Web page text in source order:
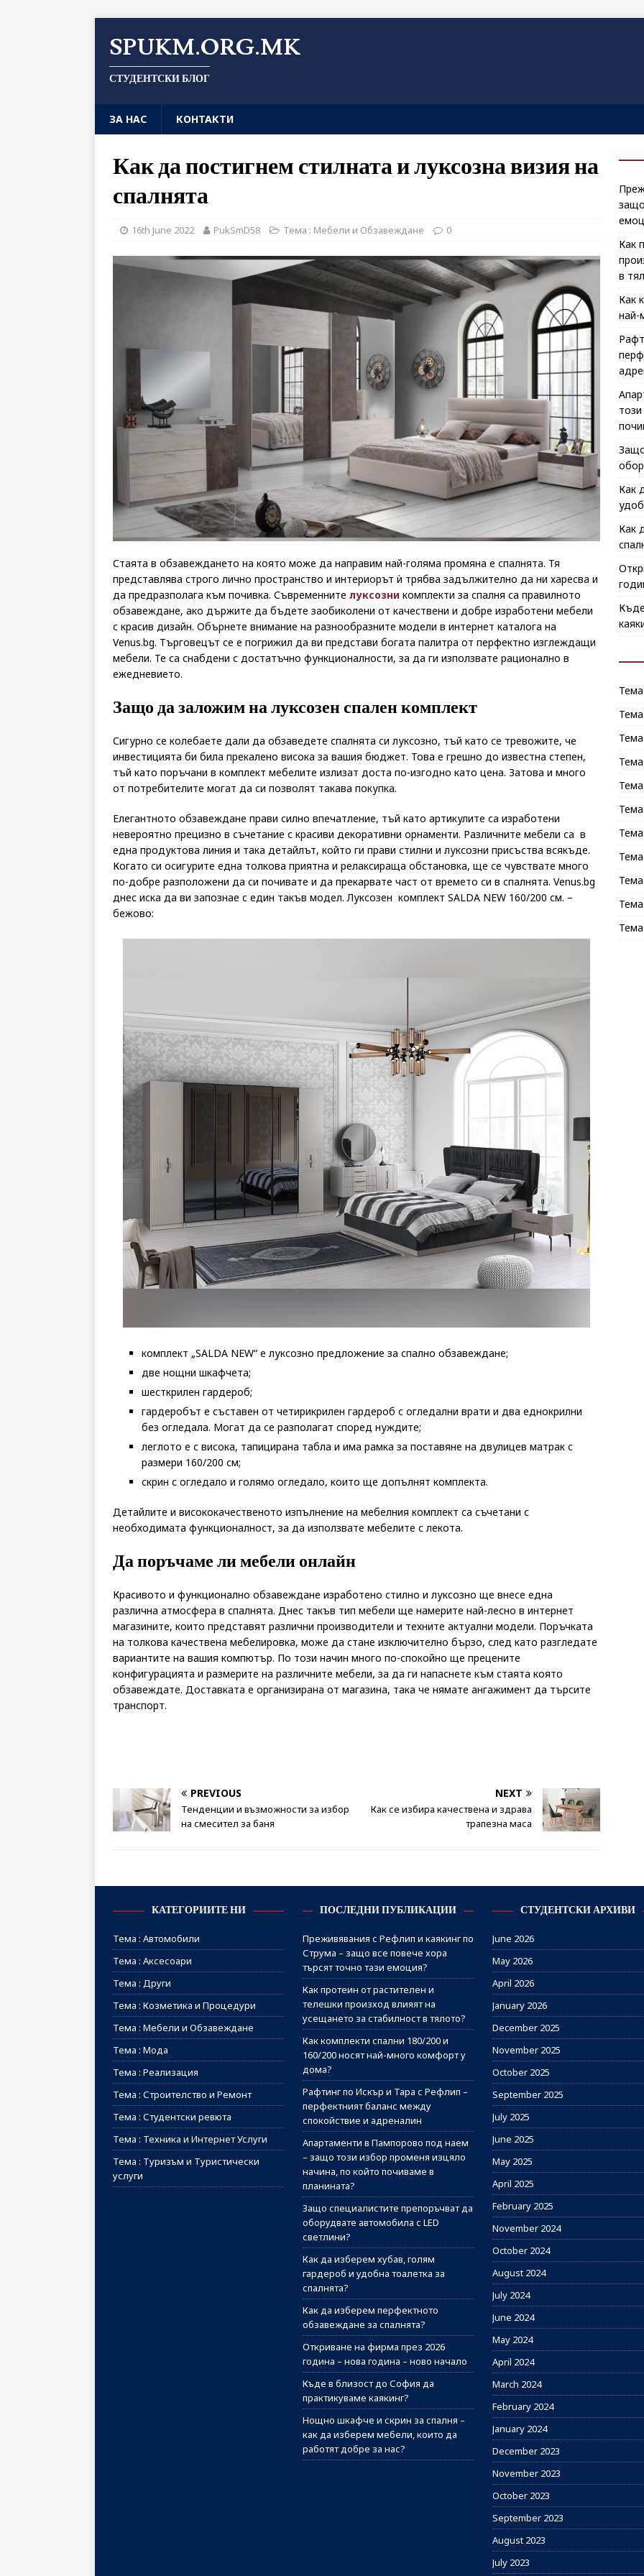
SPUKM.ORG.MK
СТУДЕНТСКИ БЛОГ
ЗА НАС КОНТАКТИ
Как да постигнем стилната и луксозна визия на
спалнята
16th June 2022 PukSmD58 Тема : Мебели и Обзавеждане 0
Стаята в обзавеждането на която може да направим най-голяма промяна е спалнята. Тя
представлява строго лично пространство и интериорът ѝ трябва задължително да ни харесва и
да предразполага към почивка. Съвременните луксозни комплекти за спалня са правилното
обзавеждане, ако държите да бъдете заобиколени от качествени и добре изработени мебели
с красив дизайн. Обърнете внимание на разнообразните модели в интернет каталога на
Venus.bg. Търговецът се е погрижил да ви представи богата палитра от перфектно изглеждащи
мебели. Те са снабдени с достатъчно функционалности, за да ги използвате рационално в
ежедневието.
Защо да заложим на луксозен спален комплект
Сигурно се колебаете дали да обзаведете спалнята си луксозно, тъй като се тревожите, че
инвестицията би била прекалено висока за вашия бюджет. Това е грешно до известна степен,
тъй като поръчани в комплект мебелите излизат доста по-изгодно като цена. Затова и много
от потребителите могат да си позволят такава покупка.
Елегантното обзавеждане прави силно впечатление, тъй като артикулите са изработени
невероятно прецизно в съчетание с красиви декоративни орнаменти. Различните мебели са в
една продуктова линия и така детайлът, който ги прави стилни и луксозни присъства всякъде.
Когато си осигурите една толкова приятна и релаксираща обстановка, ще се чувствате много
по-добре разположени да си почивате и да прекарвате част от времето си в спалнята. Venus.bg
днес иска да ви запознае с един такъв модел. Луксозен комплект SALDA NEW 160/200 см. –
бежово:
комплект „SALDA NEW“ е луксозно предложение за спално обзавеждане;
две нощни шкафчета;
шесткрилен гардероб;
гардеробът е съставен от четирикрилен гардероб с огледални врати и два еднокрилни
без огледала. Могат да се разполагат според нуждите;
леглото е с висока, тапицирана табла и има рамка за поставяне на двулицев матрак с
размери 160/200 см;
скрин с огледало и голямо огледало, които ще допълнят комплекта.
Детайлите и висококачественото изпълнение на мебелния комплект са съчетани с
необходимата функционалност, за да използвате мебелите с лекота.
Да поръчаме ли мебели онлайн
Красивото и функционално обзавеждане изработено стилно и луксозно ще внесе една
различна атмосфера в спалнята. Днес такъв тип мебели ще намерите най-лесно в интернет
магазините, които представят различни производители и техните актуални модели. Поръчката
на толкова качествена мебелировка, може да стане изключително бързо, след като разгледате
вариантите на вашия компютър. По този начин много по-спокойно ще прецените
конфигурацията и размерите на различните мебели, за да ги напаснете към стаята която
обзавеждате. Доставката е организирана от магазина, така че нямате ангажимент да търсите
транспорт.
PREVIOUS
Тенденции и възможности за избор
на смесител за баня
NEXT
Как се избира качествена и здрава
трапезна маса
Как
в
Как
най-
Как
Как
КАТЕГОРИИТЕ НИ
Тема : Автомобили
Тема : Аксесоари
Тема : Други
Тема : Козметика и Процедури
Тема : Мебели и Обзавеждане
Тема : Мода
Тема : Реализация
Тема : Строителство и Ремонт
Тема : Студентски ревюта
Тема : Техника и Интернет Услуги
Тема : Туризъм и Туристически
услуги
ПОСЛЕДНИ ПУБЛИКАЦИИ
Преживявания с Рефлип и каякинг по
Струма – защо все повече хора
търсят точно тази емоция?
Как протеин от растителен и
телешки произход влияят на
усещането за стабилност в тялото?
Как комплекти спални 180/200 и
160/200 носят най-много комфорт у
дома?
Рафтинг по Искър и Тара с Рефлип –
перфектният баланс между
спокойствие и адреналин
Апартаменти в Пампорово под наем
– защо този избор променя изцяло
начина, по който почиваме в
планината?
Защо специалистите препоръчват да
оборудвате автомобила с LED
светлини?
Как да изберем хубав, голям
гардероб и удобна тоалетка за
спалнята?
Как да изберем перфектното
обзавеждане за спалнята?
Откриване на фирма през 2026
година – нова година – ново начало
Къде в близост до София да
практикуваме каякинг?
Нощно шкафче и скрин за спалня –
как да изберем мебели, които да
работят добре за нас?
СТУДЕНТСКИ АРХИВИ
June 2026
May 2026
April 2026
January 2026
December 2025
November 2025
October 2025
September 2025
July 2025
June 2025
May 2025
April 2025
February 2025
November 2024
October 2024
August 2024
July 2024
June 2024
May 2024
April 2024
March 2024
February 2024
January 2024
December 2023
November 2023
October 2023
September 2023
August 2023
July 2023